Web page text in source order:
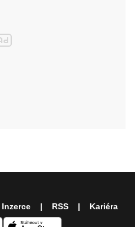
Inzerce RSS Kariéra